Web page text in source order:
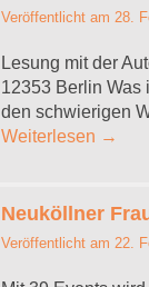
Veröffentlicht am 28.
Lesung mit der
12353 Berlin Was
den schwierigen
Weiterlesen →
Neuköllner
Veröffentlicht am 22.